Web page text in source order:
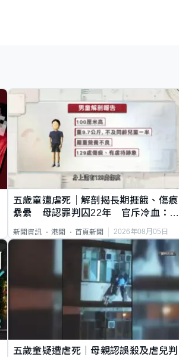
五歲童遭虐死｜解剖揭長期捱餓、傷痕
纍纍 母認罪判囚22年 官斥冷血：同
新聞資訊 港聞 首頁新聞 2026年08月05日
五歲童疑遭虐死｜母親認誤殺及虐兒判